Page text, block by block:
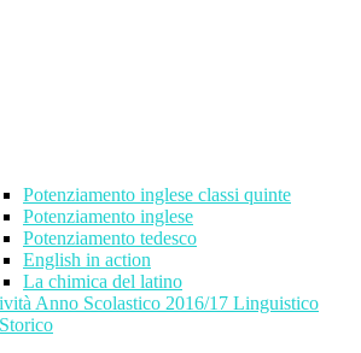
Potenziamento inglese classi quinte
Potenziamento inglese
Potenziamento tedesco
English in action
La chimica del latino
Anno Scolastico 2016/17 Linguistico